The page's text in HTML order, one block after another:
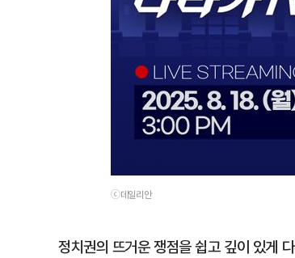
ⓒ데일리안
정치권의 뜨거운 쟁점을 쉽고 깊이 있게